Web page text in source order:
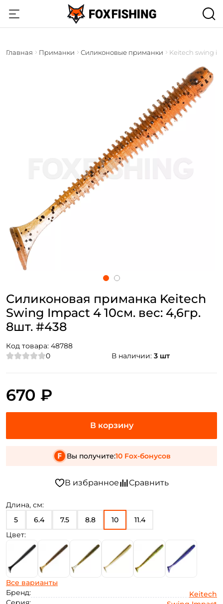
Главная Приманки Силиконовые приманки Keitech swing
Силиконовая приманка Keitech
Swing Impact 4 10см. вес: 4,6гр.
8шт. #438
Код товара: 48788
0
В наличии: 3 шт
Длина, см:
5
6.4 7.5 8.8 10
11.4
Цвет:
Все варианты
Бренд:
Keitech
670 ₽
Вы получите:10 Fox-бонусов